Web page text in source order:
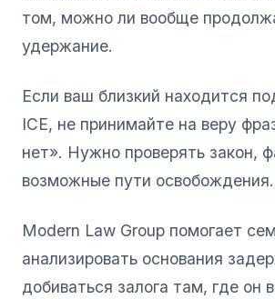
том, можно ли вообще
удержание.
Если ваш близкий находится
ICE, не принимайте на веру
нет». Нужно проверять закон,
возможные пути освобождения.
Modern Law Group помогает
анализировать основания
добиваться залога там, где он